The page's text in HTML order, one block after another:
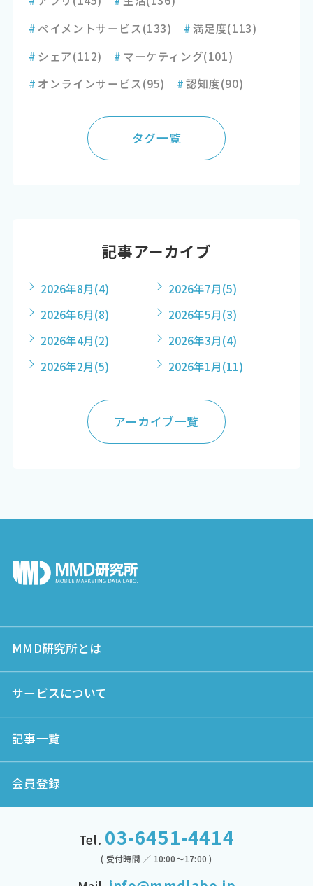
# ペイメントサービス(133) #満足度(113)
# シェア(112) # マーケティング(101)
# オンラインサービス(95) #認知度(90)
タグ一覧
記事アーカイブ
2026年8月(4) 2026年7月(5)
2026年6月(8) 2026年5月(3)
2026年4月(2) 2026年3月(4)
2026年2月(5) 2026年1月(11)
アーカイブ一覧
MMD研究所とは
サービスについて
記事一覧
会員登録
Tel. 03-6451-4414
( 受付時間 ／ 10:00～17:00 )